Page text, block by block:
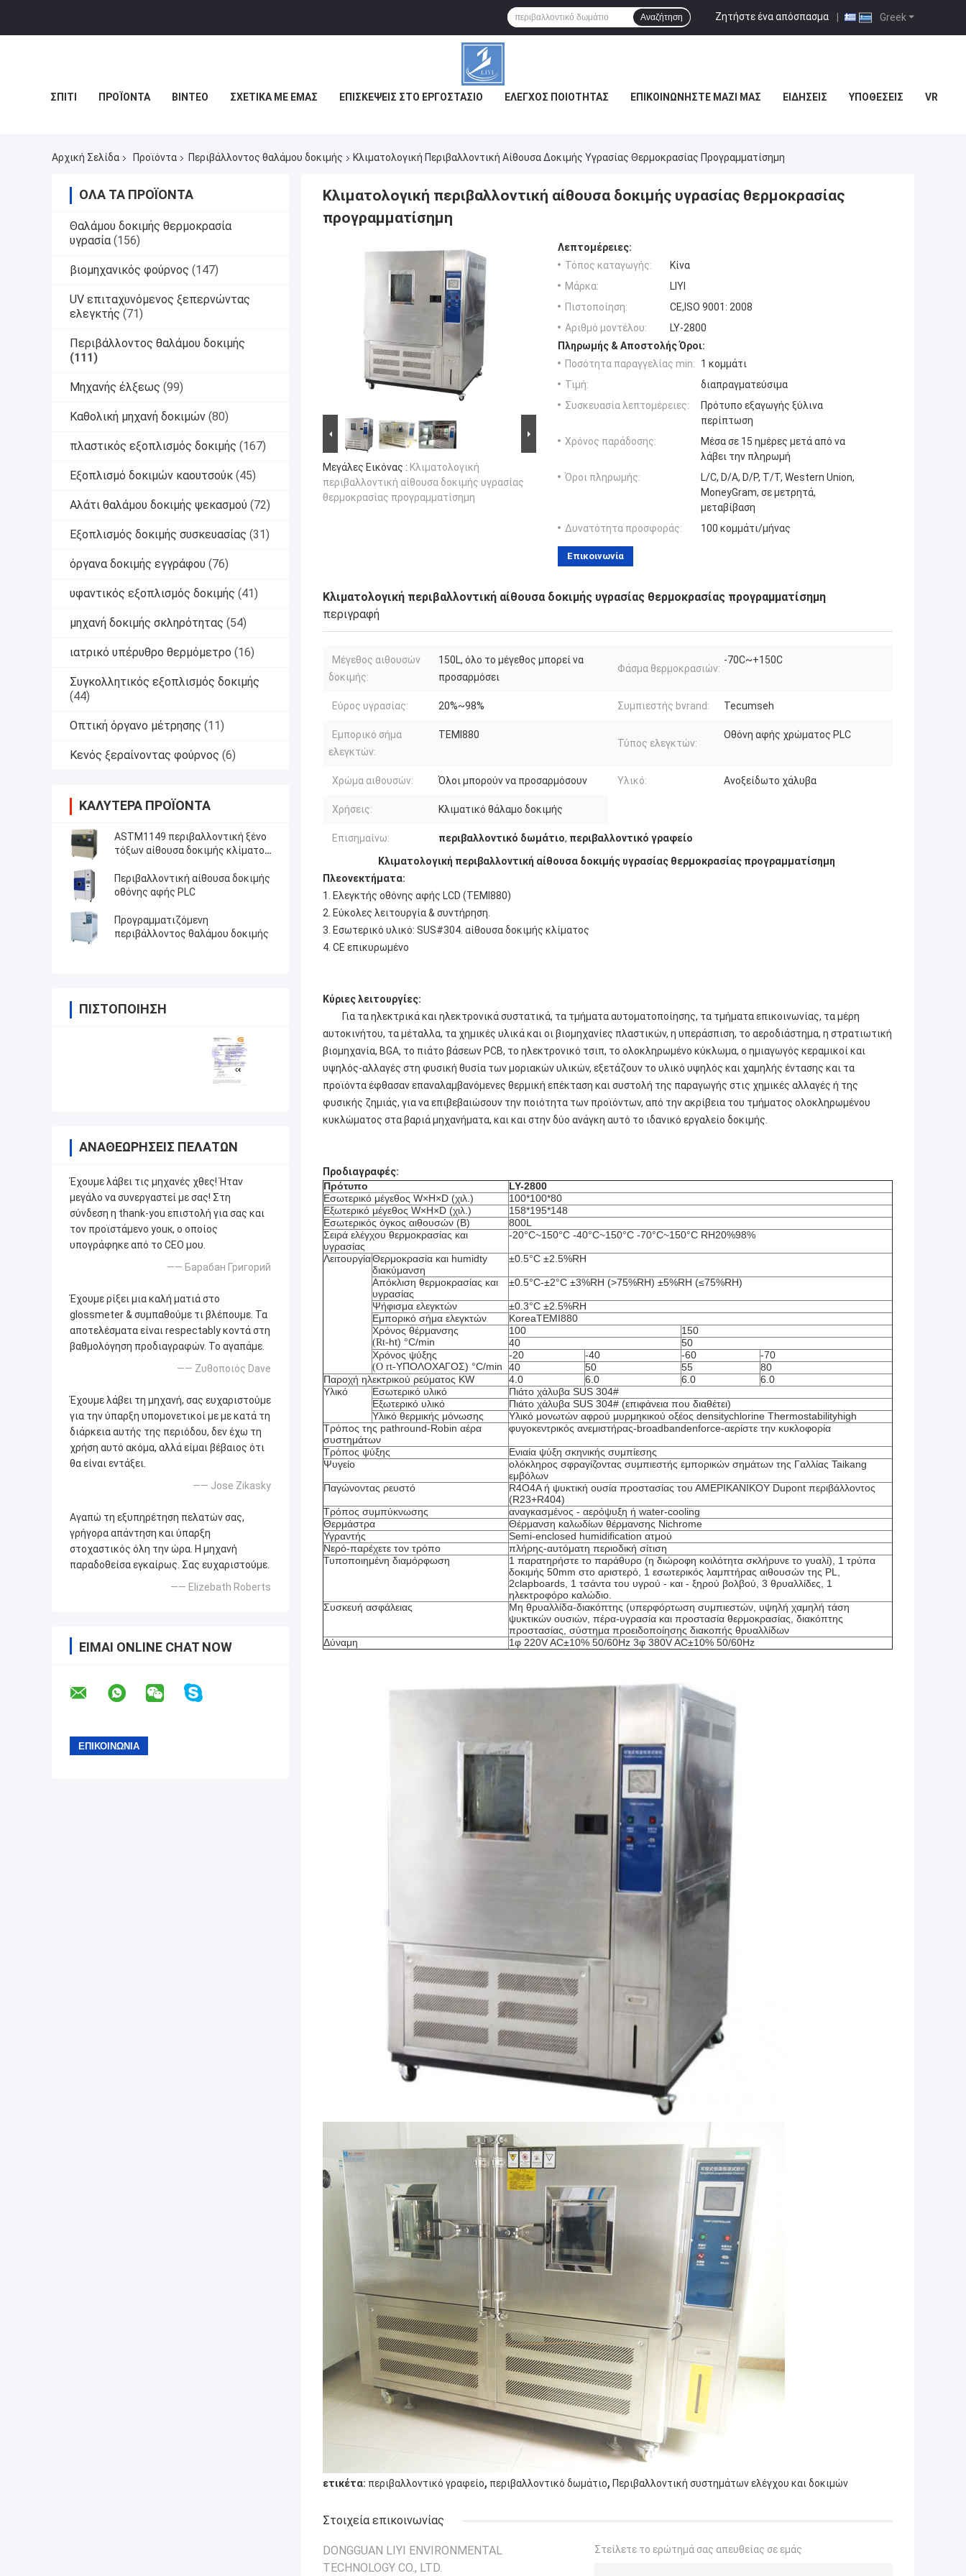
Greek
Ζητήστε ένα απόσπασμα |
Αναζήτηση
ΣΠΊΤΙ ΠΡΟΪΌΝΤΑ ΒΊΝΤΕΟ ΣΧΕΤΙΚΆ ΜΕ ΕΜΆΣ ΕΠΙΣΚΈΨΕΙΣ ΣΤΟ ΕΡΓΟΣΤΆΣΙΟ ΈΛΕΓΧΟΣ ΠΟΙΌΤΗΤΑΣ ΕΠΙΚΟΙΝΩΝΉΣΤΕ ΜΑΖΊ ΜΑΣ ΕΙΔΉΣΕΙΣ ΥΠΟΘΈΣΕΙΣ VR
Αρχική Σελίδα Προϊόντα Περιβάλλοντος θαλάμου δοκιμής Κλιματολογική Περιβαλλοντική Αίθουσα Δοκιμής Υγρασίας Θερμοκρασίας Προγραμματίσημη
ΌΛΑ ΤΑ ΠΡΟΪΌΝΤΑ
Θαλάμου δοκιμής θερμοκρασία
υγρασία (156)
βιομηχανικός φούρνος (147)
UV επιταχυνόμενος ξεπερνώντας
ελεγκτής (71)
Περιβάλλοντος θαλάμου δοκιμής
(111)
Μηχανής έλξεως (99)
Καθολική μηχανή δοκιμών (80)
πλαστικός εξοπλισμός δοκιμής (167)
Εξοπλισμό δοκιμών καουτσούκ (45)
Αλάτι θαλάμου δοκιμής ψεκασμού (72)
Εξοπλισμός δοκιμής συσκευασίας (31)
όργανα δοκιμής εγγράφου (76)
υφαντικός εξοπλισμός δοκιμής (41)
μηχανή δοκιμής σκληρότητας (54)
ιατρικό υπέρυθρο θερμόμετρο (16)
Συγκολλητικός εξοπλισμός δοκιμής
(44)
Οπτική όργανο μέτρησης (11)
Κενός ξεραίνοντας φούρνος (6)
ΚΑΛΎΤΕΡΑ ΠΡΟΪΌΝΤΑ
ASTM1149 περιβαλλοντική ξένο
τόξων αίθουσα δοκιμής κλίματος
Περιβαλλοντική αίθουσα δοκιμής
οθόνης αφής PLC
Προγραμματιζόμενη
περιβάλλοντος θαλάμου δοκιμής
ΠΙΣΤΟΠΟΊΗΣΗ
ΑΝΑΘΕΩΡΉΣΕΙΣ ΠΕΛΑΤΏΝ
Έχουμε λάβει τις μηχανές χθες! Ήταν
μεγάλο να συνεργαστεί με σας! Στη
σύνδεση η thank-you επιστολή για σας και
τον προϊστάμενο youк, ο οποίος
υπογράφηκε από το CEO μου.
—— Барабан Григорий
Έχουμε ρίξει μια καλή ματιά στο
glossmeter & συμπαθούμε τι βλέπουμε. Τα
αποτελέσματα είναι respectably κοντά στη
βαθμολόγηση προδιαγραφών. Το αγαπάμε.
—— Ζυθοποιός Dave
Έχουμε λάβει τη μηχανή, σας ευχαριστούμε
για την ύπαρξη υπομονετικοί με με κατά τη
διάρκεια αυτής της περιόδου, δεν έχω τη
χρήση αυτό ακόμα, αλλά είμαι βέβαιος ότι
θα είναι εντάξει.
—— Jose Zikasky
Αγαπώ τη εξυπηρέτηση πελατών σας,
γρήγορα απάντηση και ύπαρξη
στοχαστικός όλη την ώρα. Η μηχανή
παραδοθείσα εγκαίρως. Σας ευχαριστούμε.
—— Elizebath Roberts
ΕΊΜΑΙ ONLINE CHAT NOW
Κλιματολογική περιβαλλοντική αίθουσα δοκιμής υγρασίας θερμοκρασίας
προγραμματίσημη
Μεγάλες Εικόνας : Κλιματολογική
περιβαλλοντική αίθουσα δοκιμής υγρασίας
θερμοκρασίας προγραμματίσημη
Λεπτομέρειες:
Τόπος καταγωγής:
Κίνα
Μάρκα:
LIYI
Πιστοποίηση:
CE,ISO 9001: 2008
Αριθμό μοντέλου:
LY-2800
Πληρωμής & Αποστολής Όροι:
Ποσότητα παραγγελίας min:
1 κομμάτι
Τιμή:
διαπραγματεύσιμα
Συσκευασία λεπτομέρειες:
Πρότυπο εξαγωγής ξύλινα
περίπτωση
Χρόνος παράδοσης:
Μέσα σε 15 ημέρες μετά από να
λάβει την πληρωμή
Όροι πληρωμής:
L/C, D/A, D/P, T/T, Western Union,
MoneyGram, σε μετρητά,
μεταβίβαση
Δυνατότητα προσφοράς:
100 κομμάτι/μήνας
Επικοινωνία
Κλιματολογική περιβαλλοντική αίθουσα δοκιμής υγρασίας θερμοκρασίας προγραμματίσημη
περιγραφή
Μέγεθος αιθουσών
δοκιμής:
150L, όλο το μέγεθος μπορεί να
προσαρμόσει
Φάσμα θερμοκρασιών:
-70C~+150C
Εύρος υγρασίας: 20%~98% Συμπιεστής bvrand: Tecumseh
Εμπορικό σήμα
ελεγκτών:
TEMI880
Τύπος ελεγκτών:
Οθόνη αφής χρώματος PLC
Χρώμα αιθουσών: Όλοι μπορούν να προσαρμόσουν Υλικό: Ανοξείδωτο χάλυβα
Χρήσεις: Κλιματικό θάλαμο δοκιμής
Επισημαίνω: περιβαλλοντικό δωμάτιο, περιβαλλοντικό γραφείο
Κλιματολογική περιβαλλοντική αίθουσα δοκιμής υγρασίας θερμοκρασίας προγραμματίσημη
Πλεονεκτήματα:
1. Ελεγκτής οθόνης αφής LCD (TEMI880)
2. Εύκολες λειτουργία & συντήρηση.
3. Εσωτερικό υλικό: SUS#304. αίθουσα δοκιμής κλίματος
4. CE επικυρωμένο
Κύριες λειτουργίες:
Για τα ηλεκτρικά και ηλεκτρονικά συστατικά, τα τμήματα αυτοματοποίησης, τα τμήματα επικοινωνίας, τα μέρη
αυτοκινήτου, τα μέταλλα, τα χημικές υλικά και οι βιομηχανίες πλαστικών, η υπεράσπιση, το αεροδιάστημα, η στρατιωτική
βιομηχανία, BGA, το πιάτο βάσεων PCB, το ηλεκτρονικό τσιπ, το ολοκληρωμένο κύκλωμα, ο ημιαγωγός κεραμικοί και
υψηλός-αλλαγές στη φυσική θυσία των μοριακών υλικών, εξετάζουν το υλικό υψηλός και χαμηλής έντασης και τα
προϊόντα έφθασαν επαναλαμβανόμενες θερμική επέκταση και συστολή της παραγωγής στις χημικές αλλαγές ή της
φυσικής ζημιάς, για να επιβεβαιώσουν την ποιότητα των προϊόντων, από την ακρίβεια του τμήματος ολοκληρωμένου
κυκλώματος στα βαριά μηχανήματα, και και στην δύο ανάγκη αυτό το ιδανικό εργαλείο δοκιμής.
Προδιαγραφές:
Πρότυπο
LY-2800
Εσωτερικό μέγεθος W×H×D (χιλ.)
100*100*80
Εξωτερικό μέγεθος W×H×D (χιλ.)
158*195*148
Εσωτερικός όγκος αιθουσών (Β)
800L
Σειρά ελέγχου θερμοκρασίας και
υγρασίας
-20°C~150°C -40°C~150°C -70°C~150°C RH20%98%
ΛειτουργίαΘερμοκρασία και humidty
διακύμανση
±0.5°C ±2.5%RH
Απόκλιση θερμοκρασίας και
υγρασίας
±0.5°C-±2°C ±3%RH (>75%RH) ±5%RH (≤75%RH)
Ψήφισμα ελεγκτών
±0.3°C ±2.5%RH
Εμπορικό σήμα ελεγκτών
KoreaTEMI880
Χρόνος θέρμανσης
(Rt-ht) °C/min
100
150
40
50
Χρόνος ψύξης
(Ο rt-ΥΠΟΛΟΧΑΓΟΣ) °C/min
-20 -40 -60
-70
40
50 55
80
Παροχή ηλεκτρικού ρεύματος KW
4.0 6.0 6.0
6.0
Υλικό
Εσωτερικό υλικό
Πιάτο χάλυβα SUS 304#
Εξωτερικό υλικό
Πιάτο χάλυβα SUS 304# (επιφάνεια που διαθέτει)
Υλικό θερμικής μόνωσης
Υλικό μονωτών αφρού μυρμηκικού οξέος densitychlorine Thermostabilityhigh
Τρόπος της pathround-Robin αέρα
συστημάτων
φυγοκεντρικός ανεμιστήρας-broadbandenforce-αερίστε την κυκλοφορία
Τρόπος ψύξης
Ενιαία ψύξη σκηνικής συμπίεσης
Ψυγείο
ολόκληρος σφραγίζοντας συμπιεστής εμπορικών σημάτων της Γαλλίας Taikang
εμβόλων
Παγώνοντας ρευστό
R4O4A ή ψυκτική ουσία προστασίας του ΑΜΕΡΙΚΑΝΙΚΟΥ Dupont περιβάλλοντος
(R23+R404)
Τρόπος συμπύκνωσης
αναγκασμένος - αερόψυξη ή water-cooling
Θερμάστρα
Θέρμανση καλωδίων θέρμανσης Nichrome
Υγραντής
Semi-enclosed humidification ατμού
Νερό-παρέχετε τον τρόπο
πλήρης-αυτόματη περιοδική σίτιση
Τυποποιημένη διαμόρφωση
1 παρατηρήστε το παράθυρο (η διώροφη κοιλότητα σκλήρυνε το γυαλί), 1 τρύπα
δοκιμής 50mm στο αριστερό, 1 εσωτερικός λαμπτήρας αιθουσών της PL,
2clapboards, 1 τσάντα του υγρού - και - ξηρού βολβού, 3 θρυαλλίδες, 1
ηλεκτροφόρο καλώδιο.
Συσκευή ασφάλειας
Μη θρυαλλίδα-διακόπτης (υπερφόρτωση συμπιεστών, υψηλή χαμηλή τάση
ψυκτικών ουσιών, πέρα-υγρασία και προστασία θερμοκρασίας, διακόπτης
προστασίας, σύστημα προειδοποίησης διακοπής θρυαλλίδων
Δύναμη
1φ 220V AC±10% 50/60Hz 3φ 380V AC±10% 50/60Hz
ετικέτα: περιβαλλοντικό γραφείο, περιβαλλοντικό δωμάτιο, Περιβαλλοντική συστημάτων ελέγχου και δοκιμών
Στοιχεία επικοινωνίας
DONGGUAN LIYI ENVIRONMENTAL
TECHNOLOGY CO., LTD.
Στείλετε το ερώτημά σας απευθείας σε εμάς